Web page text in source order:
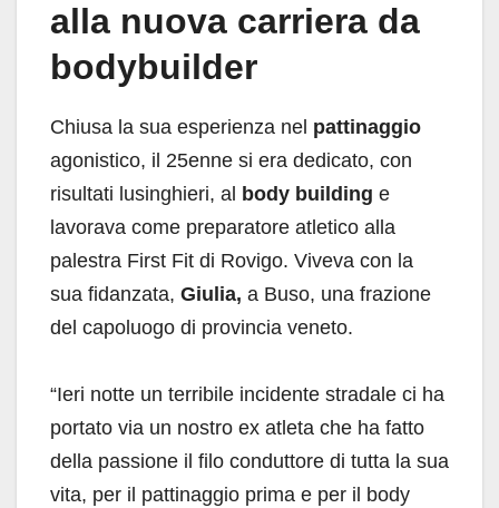
alla nuova carriera da
bodybuilder
Chiusa la sua esperienza nel pattinaggio
agonistico, il 25enne si era dedicato, con
risultati lusinghieri, al body building e
lavorava come preparatore atletico alla
palestra First Fit di Rovigo. Viveva con la
sua fidanzata, Giulia, a Buso, una frazione
del capoluogo di provincia veneto.
“Ieri notte un terribile incidente stradale ci ha
portato via un nostro ex atleta che ha fatto
della passione il filo conduttore di tutta la sua
vita, per il pattinaggio prima e per il body